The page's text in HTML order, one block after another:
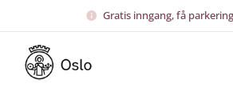
Gratis inngang, få